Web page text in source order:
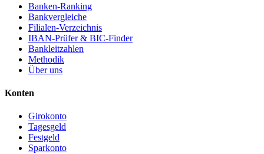
Banken-Ranking
Bankvergleiche
Filialen-Verzeichnis
IBAN-Prüfer & BIC-Finder
Bankleitzahlen
Methodik
Über uns
Konten
Girokonto
Tagesgeld
Festgeld
Sparkonto